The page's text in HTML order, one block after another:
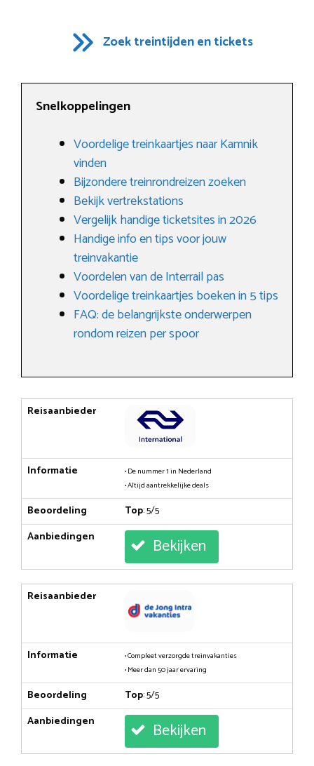
Zoek treintijden en tickets
Snelkoppelingen
Voordelige treinkaartjes naar Kamnik
vinden
Bijzondere treinrondreizen zoeken
Bekijk vertrekstations
Vergelijk handige ticketsites in 2026
Handige info en tips voor jouw
treinvakantie
Voordelen van de Interrail pas
Voordelige treinkaartjes boeken in 5 tips
FAQ: de belangrijkste onderwerpen
rondom reizen per spoor
Reisaanbieder
Informatie
• De nummer 1 in Nederland
• Altijd aantrekkelijke deals
Beoordeling Top: 5/5
Aanbiedingen
Bekijken
Reisaanbieder
Informatie
• Compleet verzorgde treinvakanties
• Meer dan 50 jaar ervaring
Beoordeling Top: 5/5
Aanbiedingen
Bekijken